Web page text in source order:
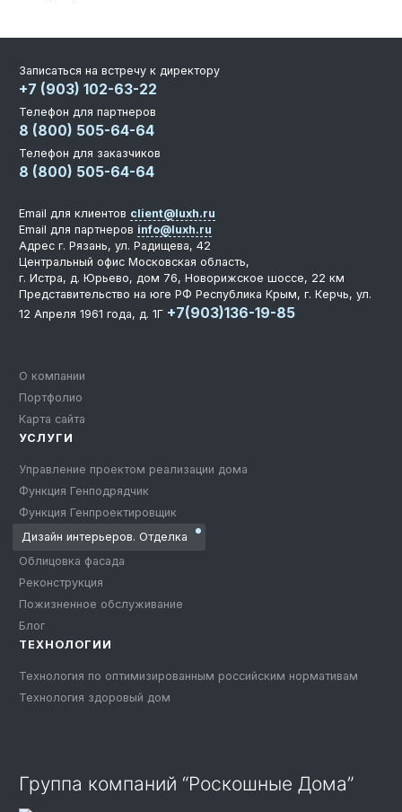
Записаться на встречу к директору
+7 (903) 102-63-22
Телефон для партнеров
8 (800) 505-64-64
Телефон для заказчиков
8 (800) 505-64-64
О компании
Портфолио
Карта сайта
УСЛУГИ
Управление проектом реализации дома
Функция Генподрядчик
Функция Генпроектировщик
Дизайн интерьеров. Отделка
Облицовка фасада
Реконструкция
Пожизненное обслуживание
Блог
ТЕХНОЛОГИИ
Технология по оптимизированным российским нормативам
Технология здоровый дом
Email для клиентов client@luxh.ru
Email для партнеров info@luxh.ru
Адрес г. Рязань, ул. Радищева, 42
Центральный офис Московская область,
г. Истра, д. Юрьево, дом 76, Новорижское шоссе, 22 км
Представительство на юге РФ Республика Крым, г. Керчь, ул.
12 Апреля 1961 года, д. 1Г +7(903)136-19-85
Группа компаний “Роскошные Дома”